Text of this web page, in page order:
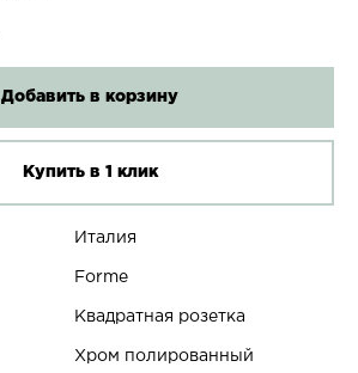
Добавить в корзину
Купить в 1 клик
Италия
Forme
Квадратная розетка
Хром полированный